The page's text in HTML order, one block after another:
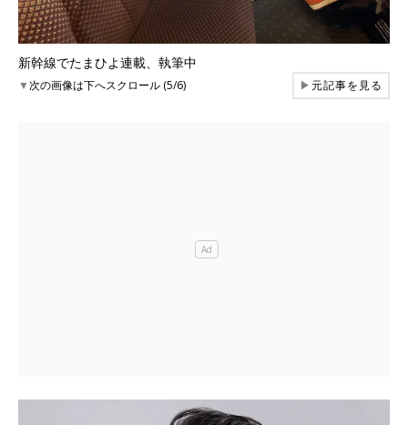
新幹線でたまひよ連載、執筆中
▼次の画像は下へスクロール (5/6) ▶元記事を見る